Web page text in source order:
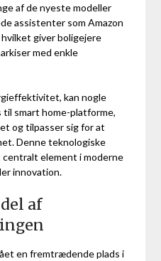
af de nyeste modeller
assistenter som Amazon
giver boligejere
med enkle
kan nogle
til smart home-platforme,
og tilpasser sig for at
Denne teknologiske
element i moderne
innovation.
af
en fremtrædende plads i